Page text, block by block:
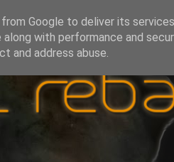
Google to deliver its
along with performance and
and address abuse.